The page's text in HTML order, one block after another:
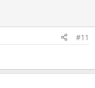
#11